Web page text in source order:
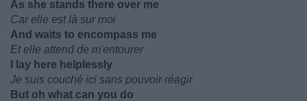
As she stands there over me
Car elle est là sur moi
And waits to encompass me
Et elle attend de m'entourer
I lay here helplessly
Je suis couché ici sans pouvoir réagir
But oh what can you do